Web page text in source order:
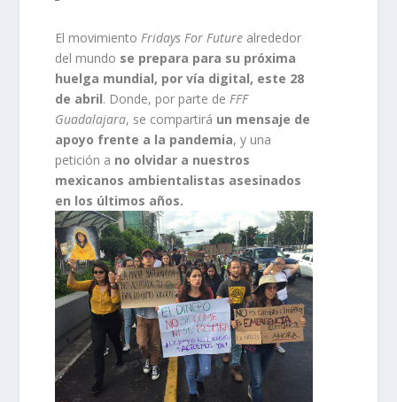
El movimiento Fridays For Future alrededor
del mundo se prepara para su próxima
huelga mundial, por vía digital, este 28
de abril. Donde, por parte de FFF
Guadalajara, se compartirá un mensaje de
apoyo frente a la pandemia, y una
petición a no olvidar a nuestros
mexicanos ambientalistas asesinados
en los últimos años.